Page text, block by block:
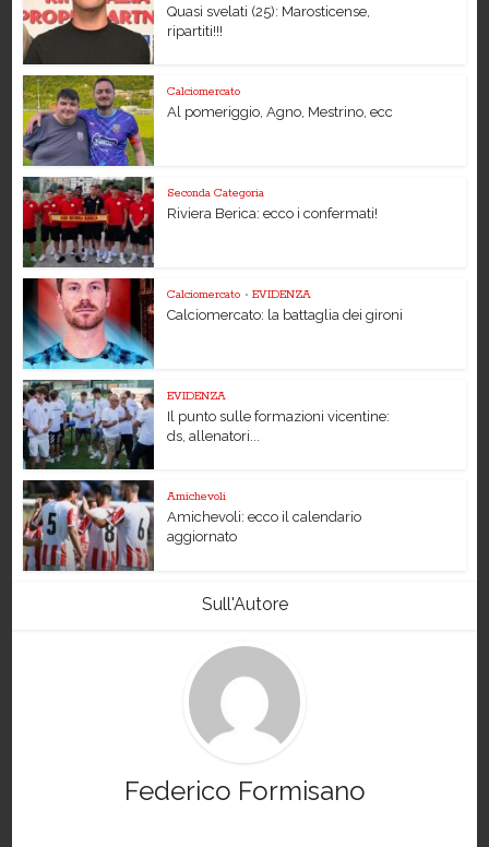
Quasi svelati (25): Marosticense,
ripartiti!!!
Calciomercato
Al pomeriggio, Agno, Mestrino, ecc
Seconda Categoria
Riviera Berica: ecco i confermati!
Calciomercato • EVIDENZA
Calciomercato: la battaglia dei gironi
EVIDENZA
Il punto sulle formazioni vicentine:
ds, allenatori...
Amichevoli
Amichevoli: ecco il calendario
aggiornato
Sull'Autore
Federico Formisano